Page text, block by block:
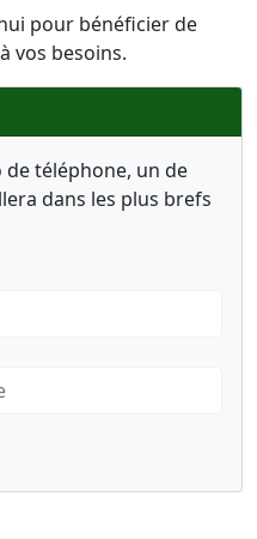
pour bénéficier de
vos besoins.
téléphone, un de
dans les plus brefs